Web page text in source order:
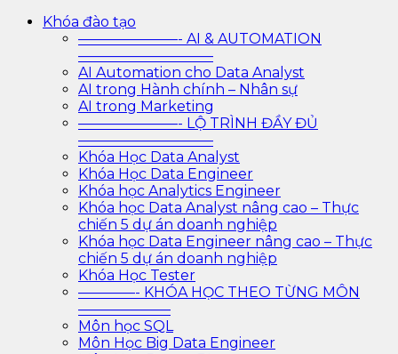
Khóa đào tạo
———————- AI & AUTOMATION
—————————–
AI Automation cho Data Analyst
AI trong Hành chính – Nhân sự
AI trong Marketing
———————- LỘ TRÌNH ĐẦY ĐỦ
—————————–
Khóa Học Data Analyst
Khóa Học Data Engineer
Khóa học Analytics Engineer
Khóa học Data Analyst nâng cao – Thực
chiến 5 dự án doanh nghiệp
Khóa học Data Engineer nâng cao – Thực
chiến 5 dự án doanh nghiệp
Khóa Học Tester
————- KHÓA HỌC THEO TỪNG MÔN
——————–
Môn học SQL
Môn Học Big Data Engineer